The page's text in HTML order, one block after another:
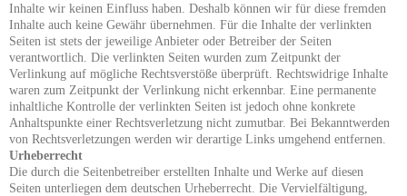
Inhalte wir keinen Einfluss haben. Deshalb können wir für diese fremden
Inhalte auch keine Gewähr übernehmen. Für die Inhalte der verlinkten
Seiten ist stets der jeweilige Anbieter oder Betreiber der Seiten
verantwortlich. Die verlinkten Seiten wurden zum Zeitpunkt der
Verlinkung auf mögliche Rechtsverstöße überprüft. Rechtswidrige Inhalte
waren zum Zeitpunkt der Verlinkung nicht erkennbar. Eine permanente
inhaltliche Kontrolle der verlinkten Seiten ist jedoch ohne konkrete
Anhaltspunkte einer Rechtsverletzung nicht zumutbar. Bei Bekanntwerden
von Rechtsverletzungen werden wir derartige Links umgehend entfernen.
Urheberrecht
Die durch die Seitenbetreiber erstellten Inhalte und Werke auf diesen
Seiten unterliegen dem deutschen Urheberrecht. Die Vervielfältigung,